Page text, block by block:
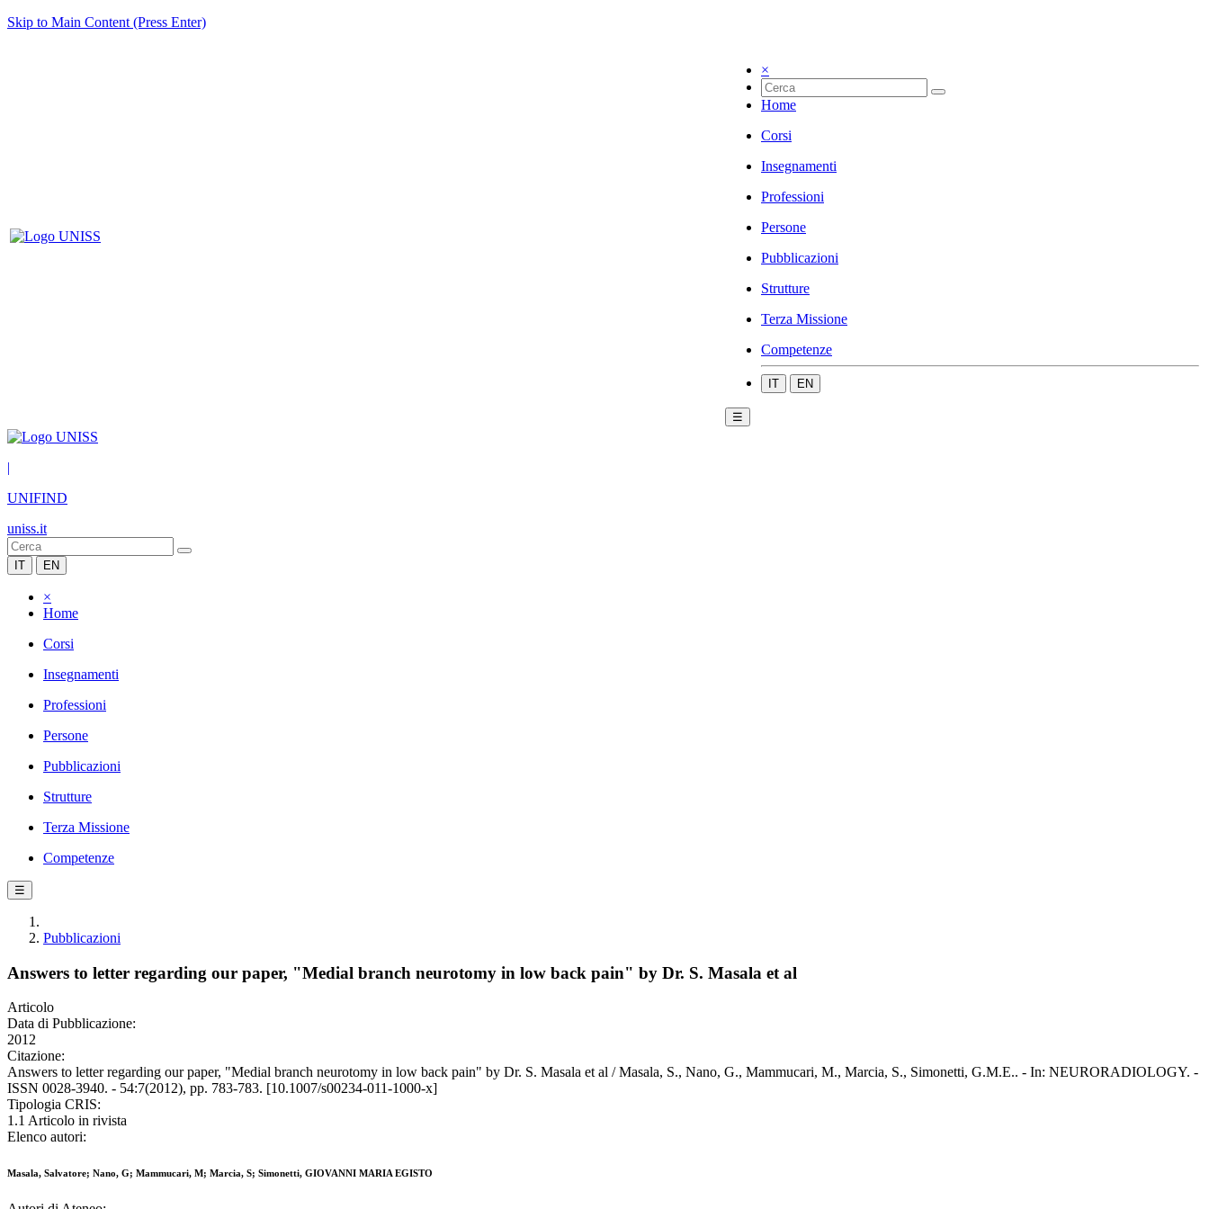
Skip to Main Content (Press Enter)
×
Home
Corsi
Insegnamenti
Professioni
Persone
Pubblicazioni
Strutture
Terza Missione
Competenze
IT EN
☰
|
UNIFIND
uniss.it
IT EN
×
Home
Corsi
Insegnamenti
Professioni
Persone
Pubblicazioni
Strutture
Terza Missione
Competenze
☰
Pubblicazioni
Answers to letter regarding our paper, "Medial branch neurotomy in low back pain" by Dr. S. Masala et al
Articolo
Data di Pubblicazione:
2012
Citazione:
Answers to letter regarding our paper, "Medial branch neurotomy in low back pain" by Dr. S. Masala et al / Masala, S., Nano, G., Mammucari, M., Marcia, S., Simonetti, G.M.E.. - In: NEURORADIOLOGY. -
ISSN 0028-3940. - 54:7(2012), pp. 783-783. [10.1007/s00234-011-1000-x]
Tipologia CRIS:
1.1 Articolo in rivista
Elenco autori:
Masala, Salvatore; Nano, G; Mammucari, M; Marcia, S; Simonetti, GIOVANNI MARIA EGISTO